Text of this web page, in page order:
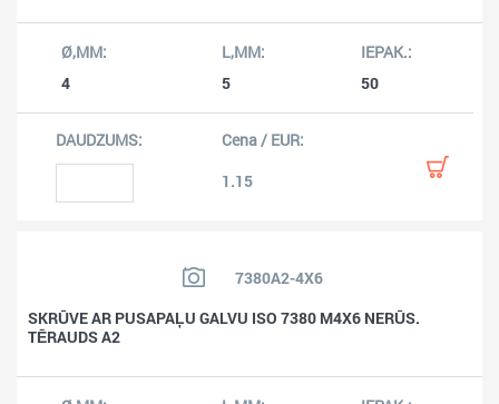
4 5 50
1.15
7380A2-4X6
SKRŪVE AR PUSAPAĻU GALVU ISO 7380 M4X6 NERŪS.
TĒRAUDS A2